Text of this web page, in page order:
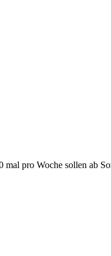
pro Woche sollen ab